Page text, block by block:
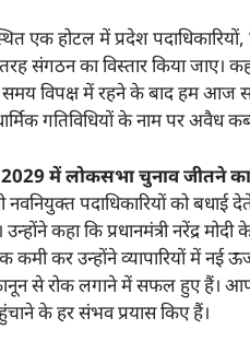
एक होटल में प्रदेश पदाधिकारियों,
संगठन का विस्तार किया
विपक्ष में रहने के बाद हम आज
गतिविधियों के नाम पर अवैध
2029 में लोकसभा चुनाव जीतने
नवनियुक्त पदाधिकारियों को
उन्होंने कहा कि प्रधानमंत्री
कमी कर उन्होंने व्यापारियों में नई
से रोक लगाने में सफल हुए हैं।
के हर संभव प्रयास किए हैं।